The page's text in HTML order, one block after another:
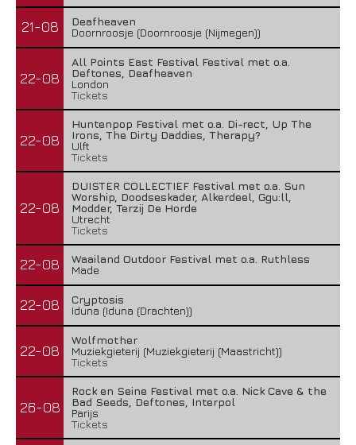
21-08
Deafheaven
Doornroosje (Doornroosje (Nijmegen))
22-08
All Points East Festival Festival met o.a.
Deftones, Deafheaven
London
Tickets
22-08
Huntenpop Festival met o.a. Di-rect, Up The
Irons, The Dirty Daddies, Therapy?
Ulft
Tickets
22-08
DUISTER COLLECTIEF Festival met o.a. Sun
Worship, Doodseskader, Alkerdeel, Ggu:ll,
Modder, Terzij De Horde
Utrecht
Tickets
22-08
Waailand Outdoor Festival met o.a. Ruthless
Made
22-08
Cryptosis
Iduna (Iduna (Drachten))
22-08
Wolfmother
Muziekgieterij (Muziekgieterij (Maastricht))
Tickets
26-08
Rock en Seine Festival met o.a. Nick Cave & the
Bad Seeds, Deftones, Interpol
Parijs
Tickets